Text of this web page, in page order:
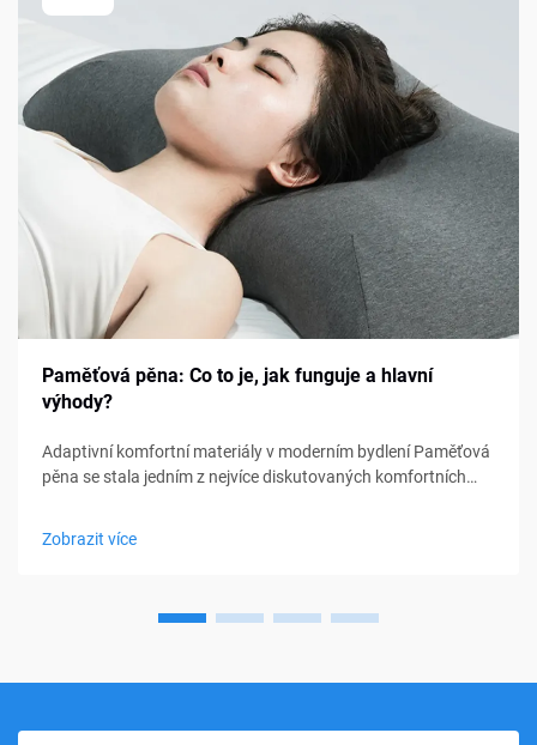
Paměťová pěna: Co to je, jak funguje a hlavní
výhody?
Adaptivní komfortní materiály v moderním bydlení Paměťová
pěna se stala jedním z nejvíce diskutovaných komfortních
Zobrazit více